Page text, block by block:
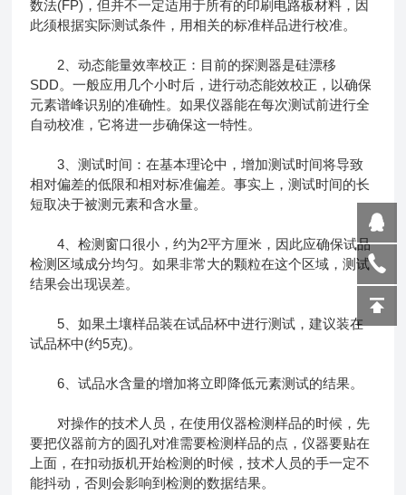
数法(FP)，但并不一定适用于所有的印刷电路板材料，因
此须根据实际测试条件，用相关的标准样品进行校准。
2、动态能量效率校正：目前的探测器是硅漂移
SDD。一般应用几个小时后，进行动态能效校正，以确保
元素谱峰识别的准确性。如果仪器能在每次测试前进行全
自动校准，它将进一步确保这一特性。
3、测试时间：在基本理论中，增加测试时间将导致
相对偏差的低限和相对标准偏差。事实上，测试时间的长
短取决于被测元素和含水量。
4、检测窗口很小，约为2平方厘米，因此应确保试品
检测区域成分均匀。如果非常大的颗粒在这个区域，测试
结果会出现误差。
5、如果土壤样品装在试品杯中进行测试，建议装在
试品杯中(约5克)。
6、试品水含量的增加将立即降低元素测试的结果。
对操作的技术人员，在使用仪器检测样品的时候，先
要把仪器前方的圆孔对准需要检测样品的点，仪器要贴在
上面，在扣动扳机开始检测的时候，技术人员的手一定不
能抖动，否则会影响到检测的数据结果。